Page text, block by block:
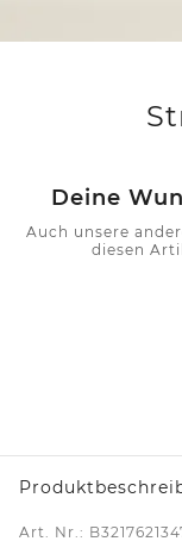
Deine
Auch unsere
diesen
Art. Nr.: